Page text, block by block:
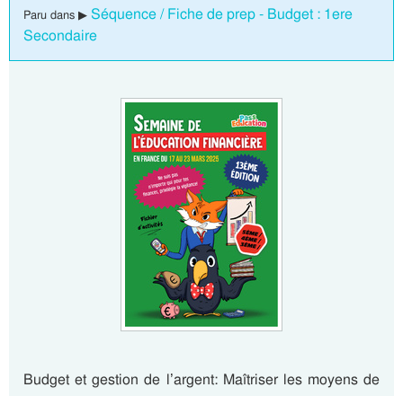
Paru dans ▶ Séquence / Fiche de prep - Budget : 1ere
Secondaire
Budget et gestion de l’argent: Maîtriser les moyens de